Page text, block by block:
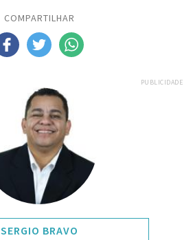
COMPARTILHAR
PUBLICIDADE
SERGIO BRAVO